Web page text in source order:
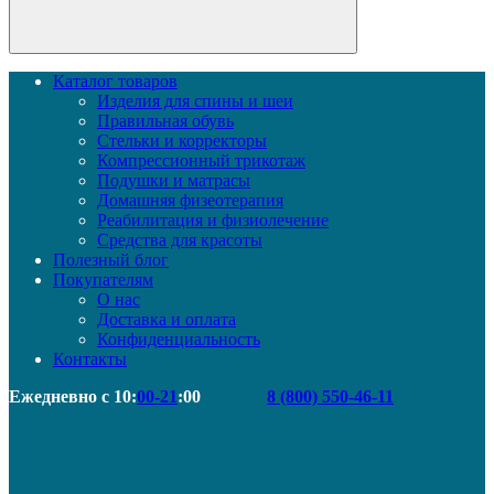
Каталог товаров
Изделия для спины и шеи
Правильная обувь
Стельки и корректоры
Компрессионный трикотаж
Подушки и матрасы
Домашняя физеотерапия
Реабилитация и физиолечение
Средства для красоты
Полезный блог
Покупателям
О нас
Доставка и оплата
Конфиденциальность
Контакты
Ежедневно с 10:00-21:00 8 (800) 550-46-11